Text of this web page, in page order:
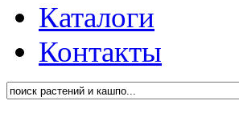
Каталоги
Контакты